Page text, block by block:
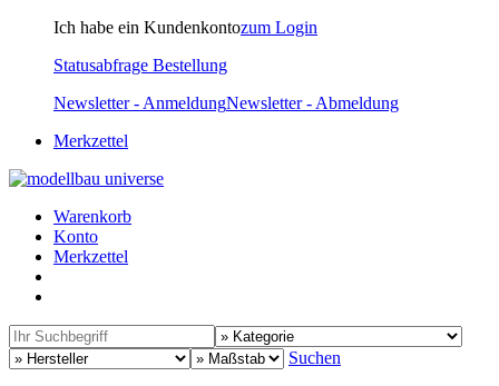
Ich habe ein Kundenkontozum Login
Statusabfrage Bestellung
Newsletter - AnmeldungNewsletter - Abmeldung
Merkzettel
Warenkorb
Konto
Merkzettel
Suchen